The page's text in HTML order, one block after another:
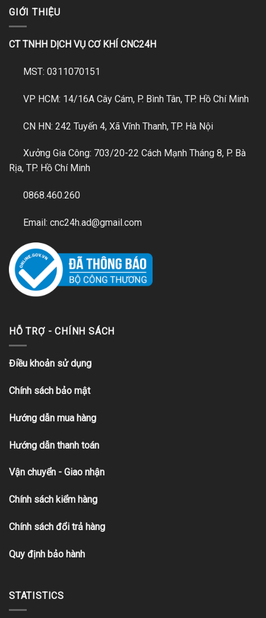
GIỚI THIỆU
CT TNHH DỊCH VỤ CƠ KHÍ CNC24H
MST: 0311070151
VP HCM: 14/16A Cây Cám, P. Bình Tân, TP. Hồ Chí Minh
CN HN: 242 Tuyến 4, Xã Vĩnh Thanh, TP. Hà Nội
Xưởng Gia Công: 703/20-22 Cách Mạnh Tháng 8, P. Bà
Rịa, TP. Hồ Chí Minh
0868.460.260
Email: cnc24h.ad@gmail.com
HỖ TRỢ - CHÍNH SÁCH
Điều khoản sử dụng
Chính sách bảo mật
Hướng dẫn mua hàng
Hướng dẫn thanh toán
Vận chuyển - Giao nhận
Chính sách kiểm hàng
Chính sách đổi trả hàng
Quy định bảo hành
STATISTICS